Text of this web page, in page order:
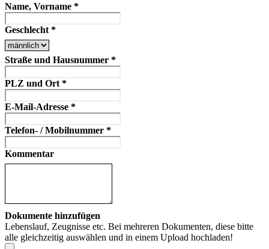
Name, Vorname *
Geschlecht *
Straße und Hausnummer *
PLZ und Ort *
E-Mail-Adresse *
Telefon- / Mobilnummer *
Kommentar
Dokumente hinzufügen
Lebenslauf, Zeugnisse etc. Bei mehreren Dokumenten, diese bitte
alle gleichzeitig auswählen und in einem Upload hochladen!